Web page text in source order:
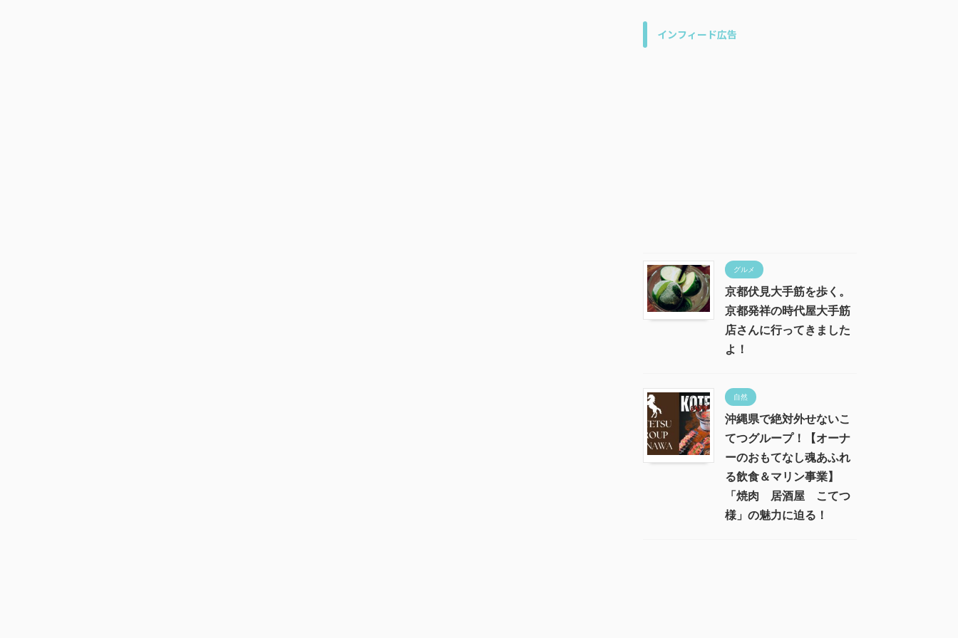
インフィード広告
グルメ
京都伏見大手筋を歩く。
京都発祥の時代屋大手筋
店さんに行ってきました
よ！
自然
沖縄県で絶対外せないこ
てつグループ！【オーナ
ーのおもてなし魂あふれ
る飲食＆マリン事業】
「焼肉 居酒屋 こてつ
様」の魅力に迫る！